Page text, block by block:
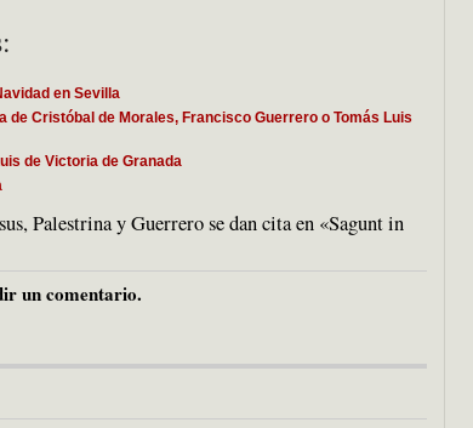
en Sevilla
Cristóbal de Morales, Francisco Guerrero o Tomás Luis
de Victoria de Granada
Palestrina y Guerrero se dan cita en «Sagunt in
un comentario.